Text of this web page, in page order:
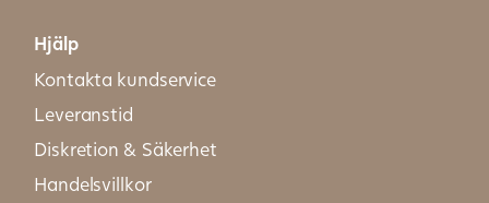
Hjälp
Kontakta kundservice
Leveranstid
Diskretion & Säkerhet
Handelsvillkor